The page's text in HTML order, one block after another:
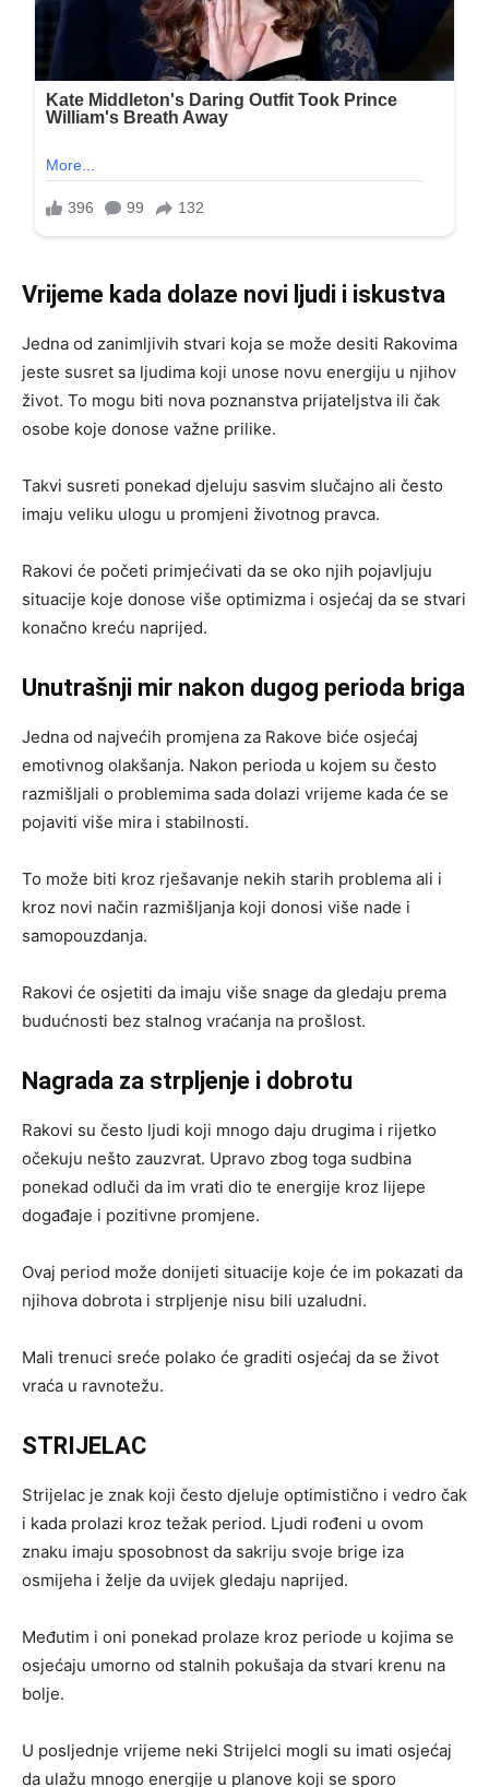
Vrijeme kada dolaze novi ljudi i iskustva
Jedna od zanimljivih stvari koja se može desiti Rakovima
jeste susret sa ljudima koji unose novu energiju u njihov
život. To mogu biti nova poznanstva prijateljstva ili čak
osobe koje donose važne prilike.
Takvi susreti ponekad djeluju sasvim slučajno ali često
imaju veliku ulogu u promjeni životnog pravca.
Rakovi će početi primjećivati da se oko njih pojavljuju
situacije koje donose više optimizma i osjećaj da se stvari
konačno kreću naprijed.
Unutrašnji mir nakon dugog perioda briga
Jedna od najvećih promjena za Rakove biće osjećaj
emotivnog olakšanja. Nakon perioda u kojem su često
razmišljali o problemima sada dolazi vrijeme kada će se
pojaviti više mira i stabilnosti.
To može biti kroz rješavanje nekih starih problema ali i
kroz novi način razmišljanja koji donosi više nade i
samopouzdanja.
Rakovi će osjetiti da imaju više snage da gledaju prema
budućnosti bez stalnog vraćanja na prošlost.
Nagrada za strpljenje i dobrotu
Rakovi su često ljudi koji mnogo daju drugima i rijetko
očekuju nešto zauzvrat. Upravo zbog toga sudbina
ponekad odluči da im vrati dio te energije kroz lijepe
događaje i pozitivne promjene.
Ovaj period može donijeti situacije koje će im pokazati da
njihova dobrota i strpljenje nisu bili uzaludni.
Mali trenuci sreće polako će graditi osjećaj da se život
vraća u ravnotežu.
STRIJELAC
Strijelac je znak koji često djeluje optimistično i vedro čak
i kada prolazi kroz težak period. Ljudi rođeni u ovom
znaku imaju sposobnost da sakriju svoje brige iza
osmijeha i želje da uvijek gledaju naprijed.
Međutim i oni ponekad prolaze kroz periode u kojima se
osjećaju umorno od stalnih pokušaja da stvari krenu na
bolje.
U posljednje vrijeme neki Strijelci mogli su imati osjećaj
da ulažu mnogo energije u planove koji se sporo